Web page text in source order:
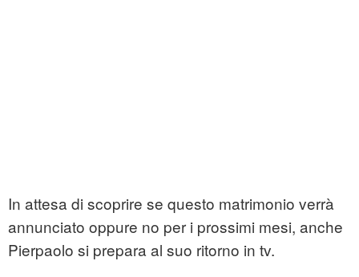
In attesa di scoprire se questo matrimonio verrà
annunciato oppure no per i prossimi mesi, anche
Pierpaolo si prepara al suo ritorno in tv.